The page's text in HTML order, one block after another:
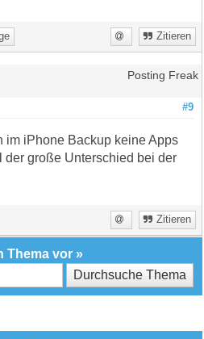
Zitieren
Posting Freak
#9
im iPhone Backup keine Apps
der große Unterschied bei der
Zitieren
Thema vor »